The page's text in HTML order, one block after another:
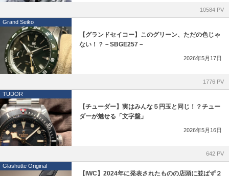
10584 PV
Grand Seiko
【グランドセイコー】このグリーン、ただの色じゃ
ない！？－SBGE257－
2026年5月17日
1776 PV
TUDOR
【チューダー】実はみんな５円玉と同じ！？チュー
ダーが魅せる「文字盤」
2026年5月16日
642 PV
Glashütte Original
【IWC】2024年に発表されたものの店頭に並ばず２
ジャン・ルソー オーダーストラップ
取り扱い終了ブランド